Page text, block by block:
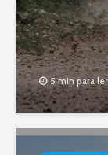
5 min para ler